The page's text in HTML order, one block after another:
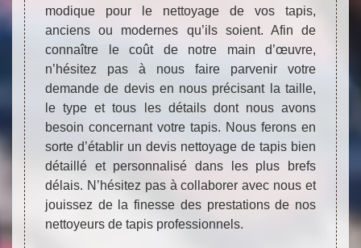
modique pour le nettoyage de vos tapis,
anciens ou modernes qu’ils soient. Afin de
connaître le coût de notre main d’œuvre,
n’hésitez pas à nous faire parvenir votre
demande de devis en nous précisant la taille,
le type et tous les détails dont nous avons
besoin concernant votre tapis. Nous ferons en
sorte d’établir un devis nettoyage de tapis bien
détaillé et personnalisé dans les plus brefs
délais. N’hésitez pas à collaborer avec nous et
jouissez de la finesse des prestations de nos
nettoyeurs de tapis professionnels.